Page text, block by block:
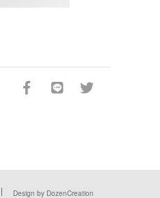
Design by DozenCreation